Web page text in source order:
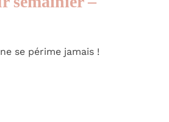
se périme jamais !